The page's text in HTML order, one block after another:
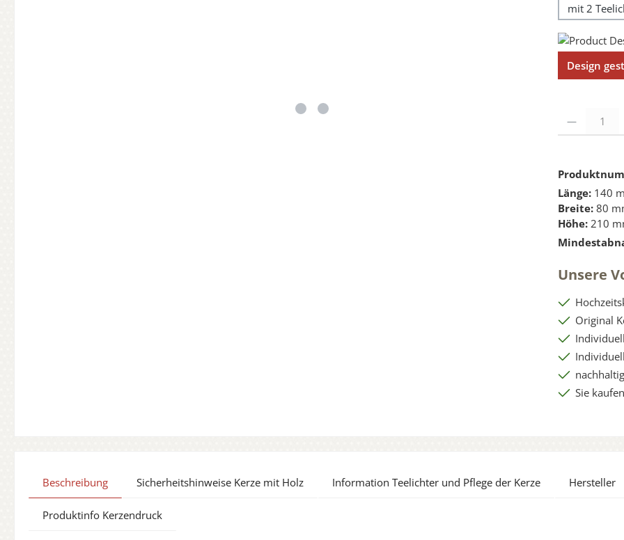
mit 2
Design
Produkt
Länge: 140
Breite: 80
Höhe: 210
Unsere
Original
Sie
Beschreibung Sicherheitshinweise Kerze mit Holz Information Teelichter und Pflege der Kerze Hersteller
Produktinfo Kerzendruck